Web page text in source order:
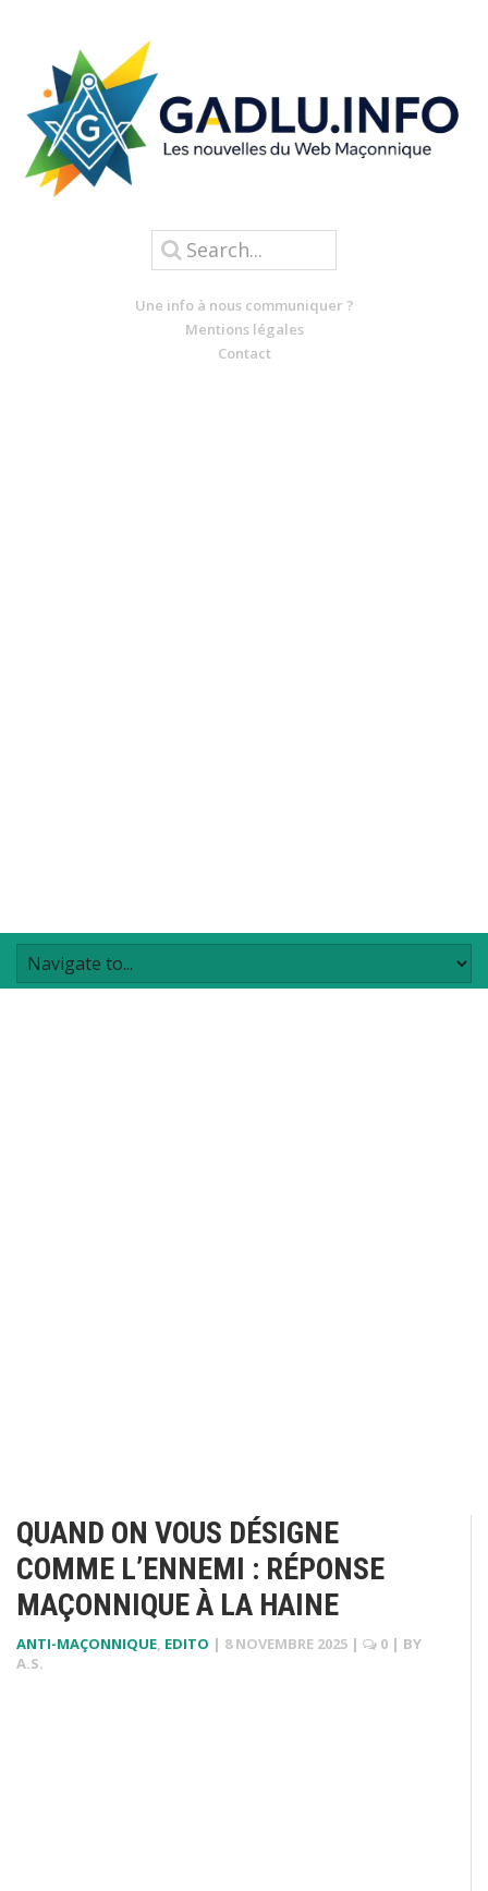
Une info à nous communiquer ?
Mentions légales
Contact
QUAND ON VOUS DÉSIGNE
COMME L’ENNEMI : RÉPONSE
MAÇONNIQUE À LA HAINE
ANTI-MAÇONNIQUE, EDITO | 8 NOVEMBRE 2025 | 0 | BY
A.S.